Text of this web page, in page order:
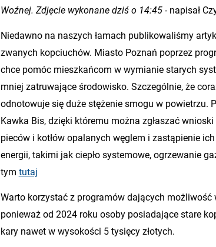
Woźnej. Zdjęcie wykonane dziś o 14:45 - napisał
Niedawno na naszych łamach publikowaliśmy
zwanych kopciuchów. Miasto Poznań poprzez
chce pomóc mieszkańcom w wymianie starych
mniej zatruwające środowisko. Szczególnie, że
odnotowuje się duże stężenie smogu w powietrzu.
Kawka Bis, dzięki któremu można zgłaszać
pieców i kotłów opalanych węglem i zastąpienie
energii, takimi jak ciepło systemowe, ogrzewanie
tym tutaj
Warto korzystać z programów dających możliwość
ponieważ od 2024 roku osoby posiadające stare
kary nawet w wysokości 5 tysięcy złotych.